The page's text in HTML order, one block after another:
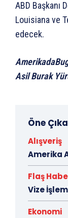
ABD Başkanı
Louisiana ve
edecek.
Asil Burak
Öne
Alışveriş
Amerika
Flaş
Vize
Ekonomi